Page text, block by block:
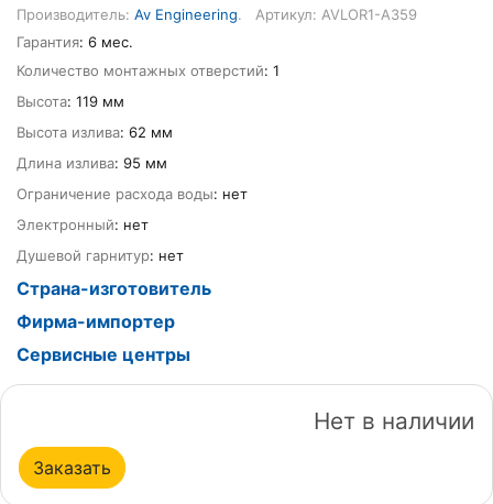
Производитель: Av Engineering.
Артикул: AVLOR1-A359
Гарантия: 6 мес.
Количество монтажных отверстий: 1
Высота: 119 мм
Высота излива: 62 мм
Длина излива: 95 мм
Ограничение расхода воды: нет
Электронный: нет
Душевой гарнитур: нет
Страна-изготовитель
Фирма-импортер
Сервисные центры
Нет в наличии
Заказать